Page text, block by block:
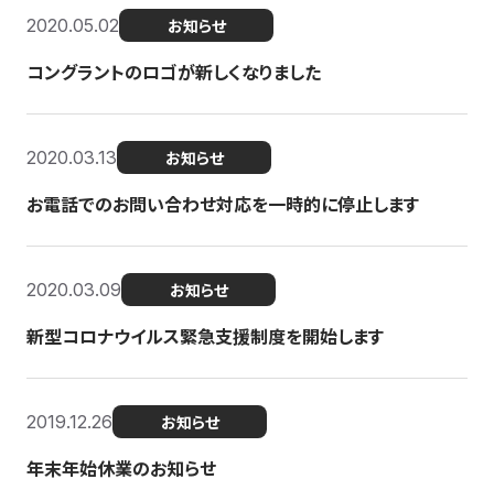
2020.05.02 お知らせ
コングラントのロゴが新しくなりました
2020.03.13 お知らせ
お電話でのお問い合わせ対応を一時的に停止します
2020.03.09 お知らせ
新型コロナウイルス緊急支援制度を開始します
2019.12.26 お知らせ
年末年始休業のお知らせ